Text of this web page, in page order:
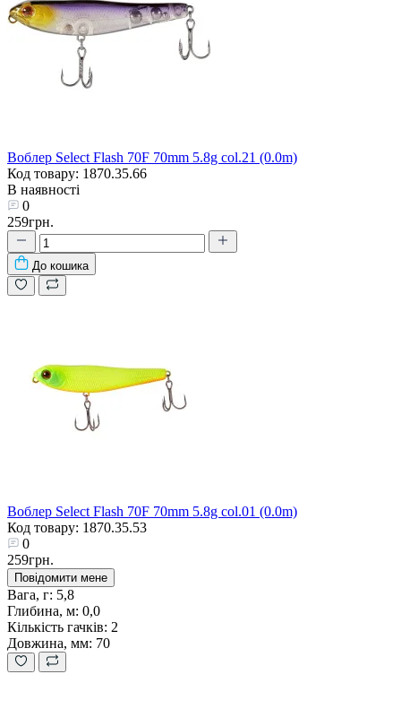
Воблер Select Flash 70F 70mm 5.8g col.21 (0.0m)
Код товару: 1870.35.66
В наявності
0
259грн.
До кошика
Воблер Select Flash 70F 70mm 5.8g col.01 (0.0m)
Код товару: 1870.35.53
0
259грн.
Повідомити мене
Вага, г: 5,8
Глибина, м: 0,0
Кількість гачків: 2
Довжина, мм: 70